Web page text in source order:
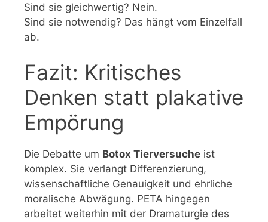
Sind sie gleichwertig? Nein.
Sind sie notwendig? Das hängt vom Einzelfall
ab.
Fazit: Kritisches
Denken statt plakative
Empörung
Die Debatte um Botox Tierversuche ist
komplex. Sie verlangt Differenzierung,
wissenschaftliche Genauigkeit und ehrliche
moralische Abwägung. PETA hingegen
arbeitet weiterhin mit der Dramaturgie des